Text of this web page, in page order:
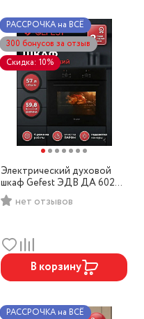
Электрический духовой
шкаф Gefest ЭДВ ДА 602
К2, черный
нет отзывов
В корзину
РАССРОЧКА на ВСЁ
300 бонусов за отзыв
Скидка: 10%
РАССРОЧКА на ВСЁ